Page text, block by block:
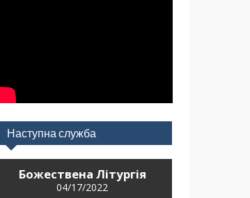
Наступна служба
Божествена Літургія
04/17/2022